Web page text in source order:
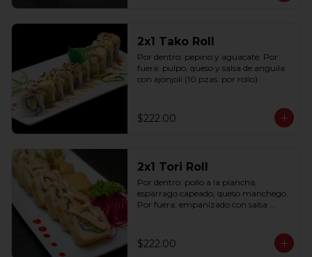
2x1 Tako Roll
Por dentro: pepino y aguacate. Por
fuera: pulpo, queso y salsa de anguila
con ajonjolí (10 pzas. por rollo).
$222.00
2x1 Tori Roll
Por dentro: pollo a la plancha,
espárrago capeado, queso manchego.
Por fuera: empanizado con salsa
$222.00